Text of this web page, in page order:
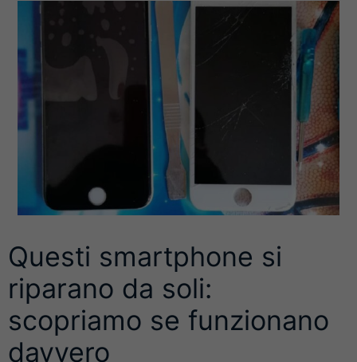
Questi smartphone si
riparano da soli:
scopriamo se funzionano
davvero